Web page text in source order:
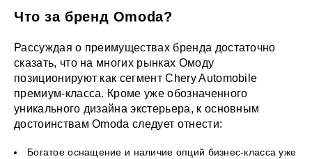
Что за бренд Omoda?
Рассуждая о преимуществах бренда достаточно
сказать, что на многих рынках Омоду
позиционируют как сегмент Chery Automobile
премиум-класса. Кроме уже обозначенного
уникального дизайна экстерьера, к основным
достоинствам Omoda следует отнести:
Богатое оснащение и наличие опций бизнес-класса уже